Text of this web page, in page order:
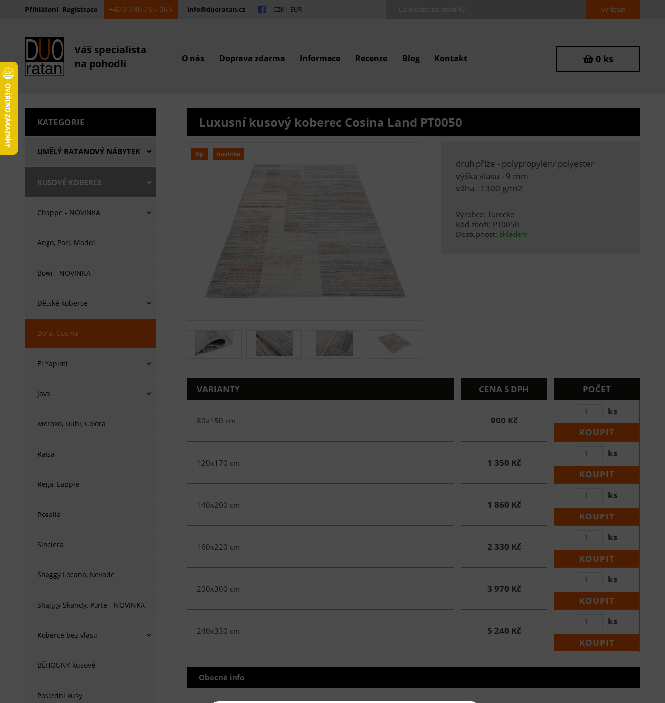
Přihlášení Registrace +420 736 765 065 info@duoratan.cz CZK | EUR
Váš specialista
na pohodlí
O nás Doprava zdarma Informace Recenze Blog Kontakt 0 ks
KATEGORIE
UMĚLÝ RATANOVÝ NÁBYTEK
KUSOVÉ KOBERCE
Chappe - NOVINKA
Ango, Pari, Maddi
Bowi - NOVINKA
Dětské koberce
Dora, Cosina
El Yapimi
Java
Moroko, Dubi, Colora
Raisa
Rega, Lappie
Rosalia
Sinclera
Shaggy Locana, Nevade
Shaggy Skandy, Porte - NOVINKA
Koberce bez vlasu
BĚHOUNY kusové
Poslední kusy
Luxusní kusový koberec Cosina Land PT0050
tip novinka
druh příze - polypropylen/ polyester
výška vlasu - 9 mm
váha - 1300 g/m2
Výrobce: Turecko
Kód zboží: PT0050
Dostupnost: skladem
VARIANTY CENA S DPH POČET
80x150 cm 900 Kč
ks
KOUPIT
120x170 cm 1 350 Kč
ks
KOUPIT
140x200 cm 1 860 Kč
ks
KOUPIT
160x220 cm 2 330 Kč
ks
KOUPIT
200x300 cm 3 970 Kč
ks
KOUPIT
240x330 cm 5 240 Kč
ks
KOUPIT
Obecné info